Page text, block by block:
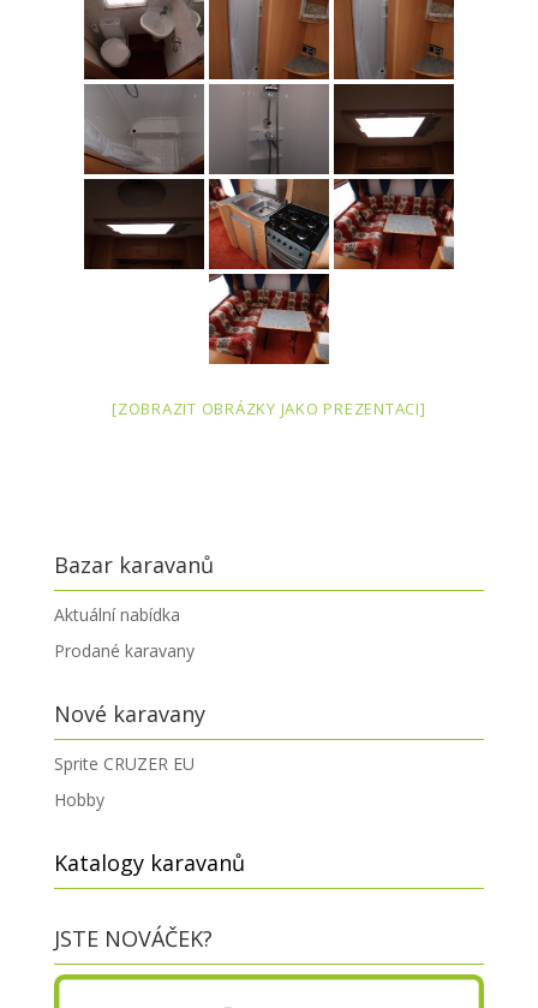
[ZOBRAZIT OBRÁZKY JAKO PREZENTACI]
Bazar karavanů
Aktuální nabídka
Prodané karavany
Nové karavany
Sprite CRUZER EU
Hobby
Katalogy karavanů
JSTE NOVÁČEK?